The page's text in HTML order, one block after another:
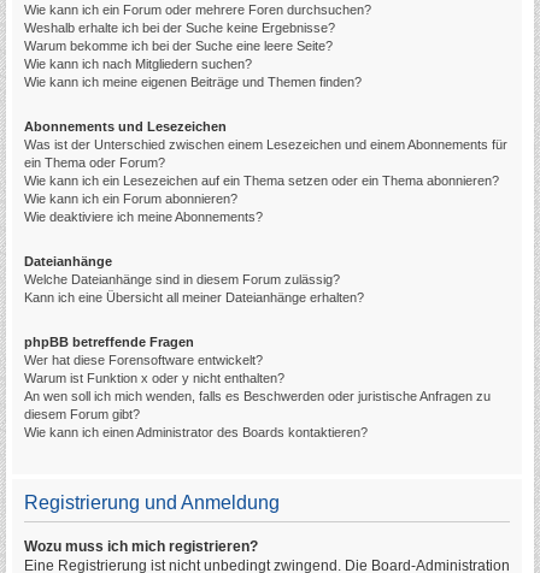
Wie kann ich ein Forum oder mehrere Foren durchsuchen?
Weshalb erhalte ich bei der Suche keine Ergebnisse?
Warum bekomme ich bei der Suche eine leere Seite?
Wie kann ich nach Mitgliedern suchen?
Wie kann ich meine eigenen Beiträge und Themen finden?
Abonnements und Lesezeichen
Was ist der Unterschied zwischen einem Lesezeichen und einem Abonnements für
ein Thema oder Forum?
Wie kann ich ein Lesezeichen auf ein Thema setzen oder ein Thema abonnieren?
Wie kann ich ein Forum abonnieren?
Wie deaktiviere ich meine Abonnements?
Dateianhänge
Welche Dateianhänge sind in diesem Forum zulässig?
Kann ich eine Übersicht all meiner Dateianhänge erhalten?
phpBB betreffende Fragen
Wer hat diese Forensoftware entwickelt?
Warum ist Funktion x oder y nicht enthalten?
An wen soll ich mich wenden, falls es Beschwerden oder juristische Anfragen zu
diesem Forum gibt?
Wie kann ich einen Administrator des Boards kontaktieren?
Registrierung und Anmeldung
Wozu muss ich mich registrieren?
Eine Registrierung ist nicht unbedingt zwingend. Die Board-Administration